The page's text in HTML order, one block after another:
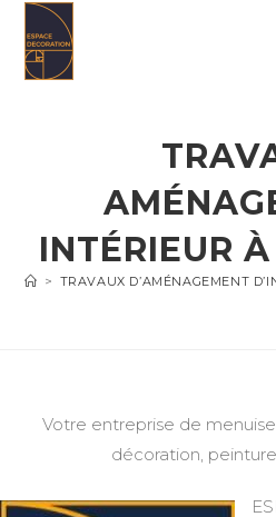
content
INTÉRIEUR
> TRAVAUX D’AMÉNAGEMENT
Votre entreprise de
décoration,